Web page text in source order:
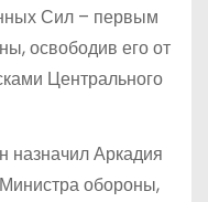
Сил – первым
освободив его от
Центрального
назначил Аркадия
обороны,